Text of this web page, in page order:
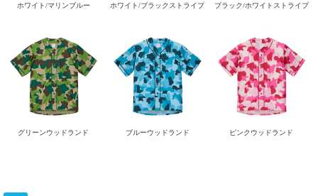
ホワイト/マリンブルー ホワイト/ブラックストライプ ブラック/ホワイトストライプ
グリーンウッドランド ブルーウッドランド ピンクウッドランド